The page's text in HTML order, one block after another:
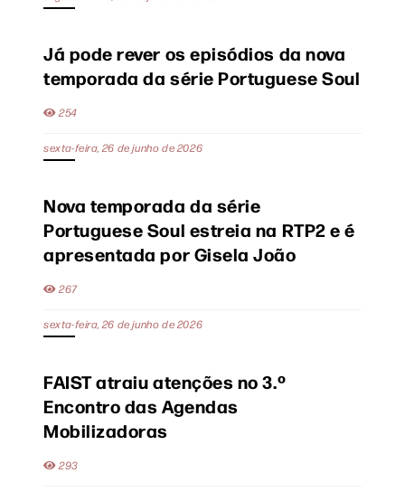
Já pode rever os episódios da nova
temporada da série Portuguese Soul
254
sexta-feira, 26 de junho de 2026
Nova temporada da série
Portuguese Soul estreia na RTP2 e é
apresentada por Gisela João
267
sexta-feira, 26 de junho de 2026
FAIST atraiu atenções no 3.º
Encontro das Agendas
Mobilizadoras
293